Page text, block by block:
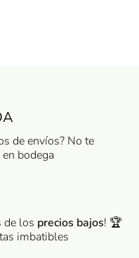
de envíos? No te
en bodega
de los precios bajos! 🏆
imbatibles